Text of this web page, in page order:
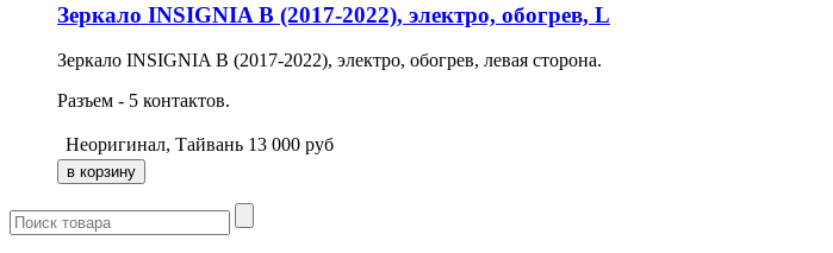
Зеркало INSIGNIA B (2017-2022), электро, обогрев, L
Зеркало INSIGNIA B (2017-2022), электро, обогрев, левая сторона.
Разъем - 5 контактов.
Неоригинал, Тайвань 13 000 руб